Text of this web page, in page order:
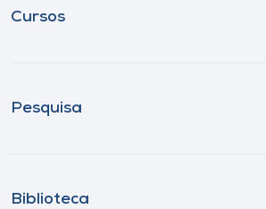
Cursos
Pesquisa
Biblioteca